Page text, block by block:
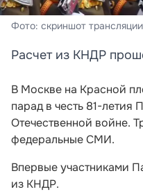
Фото: скриншот
Расчет из КНДР
В Москве на Красной
парад в честь 81-летия
Отечественной войне.
федеральные СМИ.
Впервые участниками
из КНДР.